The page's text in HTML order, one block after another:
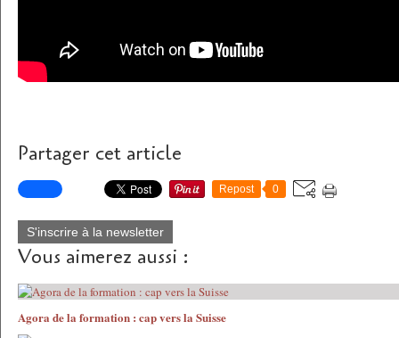
Partager cet article
Repost 0
S'inscrire à la newsletter
Vous aimerez aussi :
Agora de la formation : cap vers la Suisse